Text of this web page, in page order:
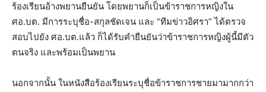
ร้องเรียนอ้างพยานยืนยัน โดยพยานก็เป็นข้าราชการหญิงใน
ศอ.บต. มีการระบุชื่อ-สกุลชัดเจน และ “ทีมข่าวอิศรา” ได้ตรวจ
สอบไปยัง ศอ.บต.แล้ว ก็ได้รับคำยืนยันว่าข้าราชการหญิงผู้นี้มีตัว
ตนจริง และพร้อมเป็นพยาน
นอกจากนั้น ในหนังสือร้องเรียนระบุชื่อข้าราชการชายมามากกว่า